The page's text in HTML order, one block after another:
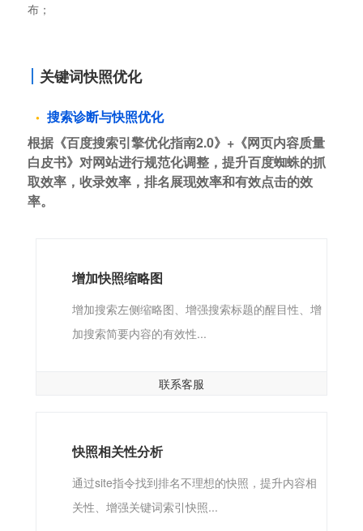
布；
关键词快照优化
搜索诊断与快照优化
根据《百度搜索引擎优化指南2.0》+《网页内容质量
白皮书》对网站进行规范化调整，提升百度蜘蛛的抓
取效率，收录效率，排名展现效率和有效点击的效
率。
增加快照缩略图
增加搜索左侧缩略图、增强搜索标题的醒目性、增
加搜索简要内容的有效性...
联系客服
快照相关性分析
通过site指令找到排名不理想的快照，提升内容相
关性、增强关键词索引快照...